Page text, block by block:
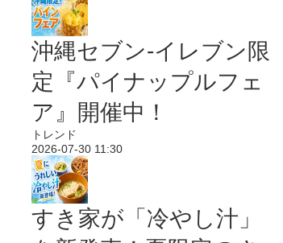
沖縄セブン‐イレブン限
定『パイナップルフェ
ア』開催中！
トレンド
2026-07-30 11:30
すき家が「冷やし汁」